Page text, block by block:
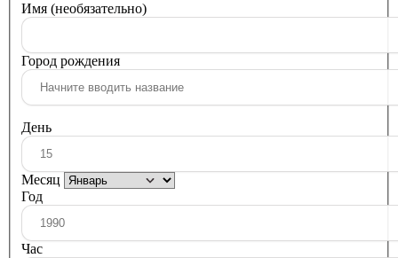
Имя (необязательно)
Город рождения
День
Месяц
Год
Час